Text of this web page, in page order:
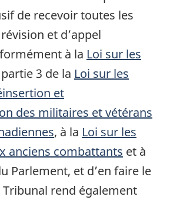
de recevoir toutes les
et d’appel
à la Loi sur les
3 de la Loi sur les
et
des militaires et vétérans
, à la Loi sur les
anciens combattants et à
Parlement, et d’en faire le
rend également